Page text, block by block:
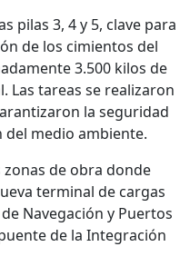
pilas 3, 4 y 5, clave para
de los cimientos del
3.500 kilos de
Las tareas se realizaron
la seguridad
del medio ambiente.
de obra donde
terminal de cargas
Navegación y Puertos
de la Integración